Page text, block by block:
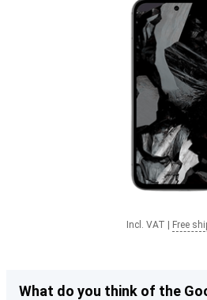
Incl. VAT Free
What do you think of the